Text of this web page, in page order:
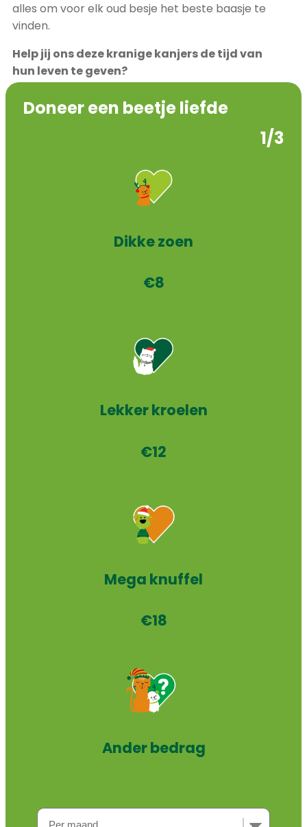
alles om voor elk oud besje het beste baasje te
vinden.
Help jij ons deze kranige kanjers de tijd van
hun leven te geven?
Doneer een beetje liefde
1/3
Dikke zoen
€8
Lekkerkroelen
€12
Mega knuffel
€18
Ander bedrag